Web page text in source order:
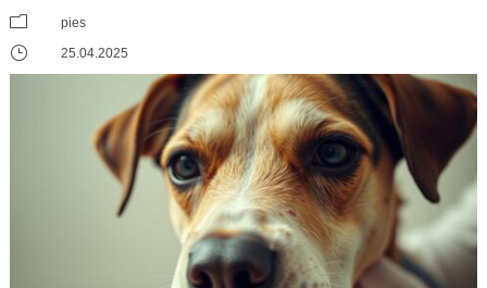
m pies
} 25.04.2025